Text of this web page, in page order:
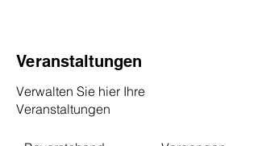
Veranstaltungen
Verwalten Sie hier Ihre
Veranstaltungen